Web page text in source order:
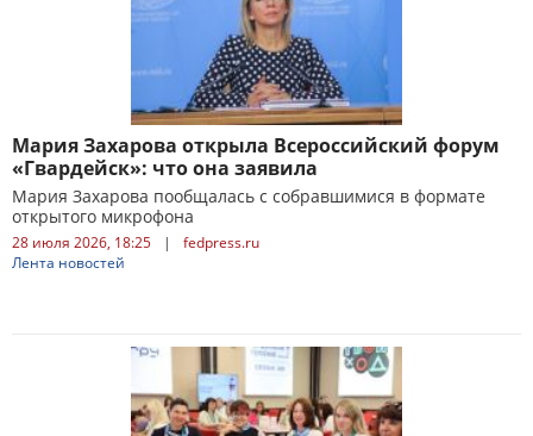
Мария Захарова открыла Всероссийский форум
«Гвардейск»: что она заявила
Мария Захарова пообщалась с собравшимися в формате
открытого микрофона
28 июля 2026, 18:25 |
fedpress.ru
Лента новостей